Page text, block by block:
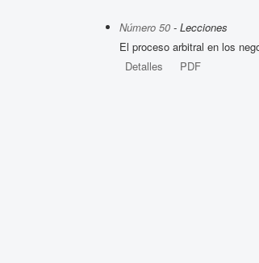
Número 50 - Lecciones
El proceso arbitral en los
Detalles
PDF